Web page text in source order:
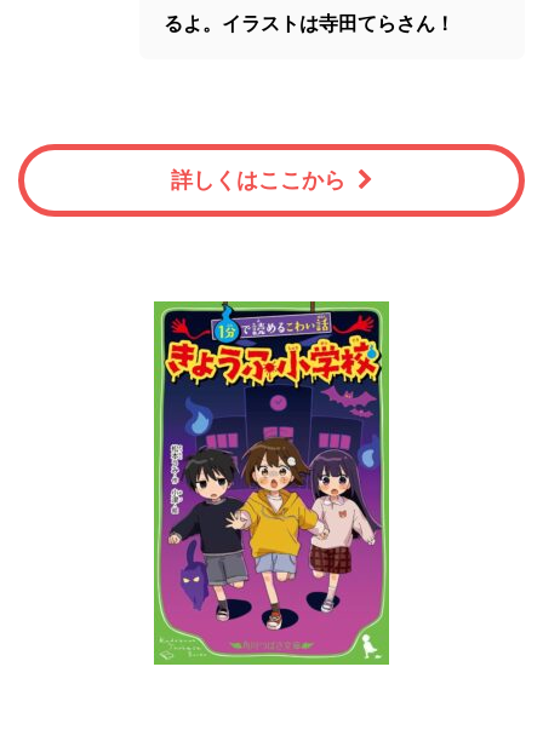
るよ。イラストは寺田てらさん！
詳しくはここから